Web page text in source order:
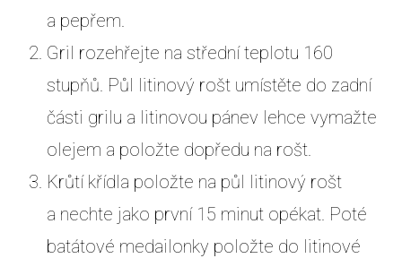
a pepřem.
Gril rozehřejte na střední teplotu 160
stupňů. Půl litinový rošt umístěte do zadní
části grilu a litinovou pánev lehce vymažte
olejem a položte dopředu na rošt.
Krůtí křídla položte na půl litinový rošt
a nechte jako první 15 minut opékat. Poté
batátové medailonky položte do litinové